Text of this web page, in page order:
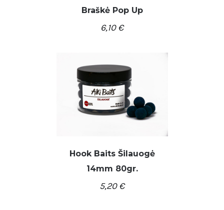
Į KREPŠELĮ /
Braškė Pop Up
6,10€
Hook Baits Šilauogė
14mm 80gr.
5,20€